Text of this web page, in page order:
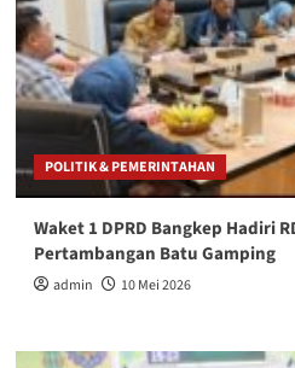
POLITIK & PEMERINTAHAN
Waket 1 DPRD Bangkep Hadiri
Pertambangan Batu Gamping
admin 10 Mei 2026